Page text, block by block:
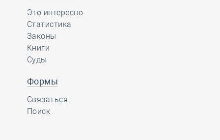
Это интересно
Статистика
Законы
Книги
Суды
Формы
Связаться
Поиск